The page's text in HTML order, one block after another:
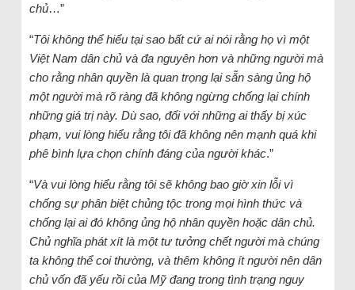
chủ…”
“Tôi không thể hiểu tại sao bất cứ ai nói rằng họ vì một
Việt Nam dân chủ và đa nguyên hơn và những người mà
cho rằng nhân quyền là quan trọng lại sẵn sàng ủng hộ
một người mà rõ ràng đã không ngừng chống lại chính
những giá trị này. Dù sao, đối với những ai thấy bị xúc
phạm, vui lòng hiểu rằng tôi đã không nên mạnh quá khi
phê bình lựa chọn chính đáng của người khác.”
“Và vui lòng hiểu rằng tôi sẽ không bao giờ xin lỗi vì
chống sự phân biệt chủng tộc trong mọi hình thức và
chống lại ai đó không ủng hộ nhân quyền hoặc dân chủ.
Chủ nghĩa phát xít là một tư tưởng chết người mà chúng
ta không thể coi thường, và thêm không ít người nên dân
chủ vốn đã yếu rồi của Mỹ đang trong tình trạng nguy